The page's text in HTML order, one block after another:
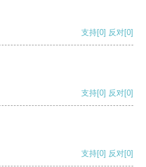
支持[0] 反对[0]
支持[0] 反对[0]
支持[0] 反对[0]